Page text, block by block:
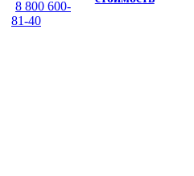
8 800 600-
81-40